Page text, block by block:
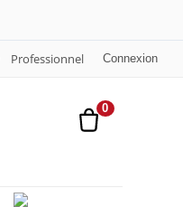
Professionnel Connexion
0